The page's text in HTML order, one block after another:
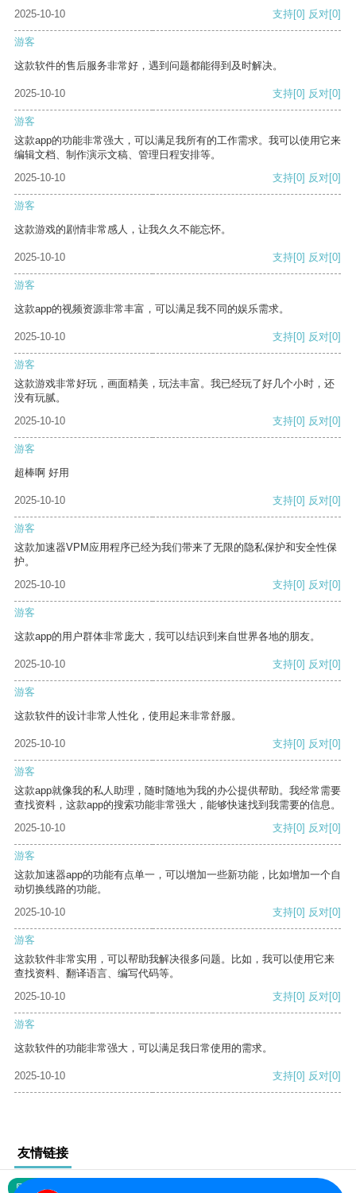
2025-10-10 支持[0] 反对[0]
游客
这款软件的售后服务非常好，遇到问题都能得到及时解决。
2025-10-10 支持[0] 反对[0]
游客
这款app的功能非常强大，可以满足我所有的工作需求。我可以使用它来
编辑文档、制作演示文稿、管理日程安排等。
2025-10-10
支持[0] 反对[0]
游客
这款游戏的剧情非常感人，让我久久不能忘怀。
2025-10-10 支持[0] 反对[0]
游客
这款app的视频资源非常丰富，可以满足我不同的娱乐需求。
2025-10-10 支持[0] 反对[0]
游客
这款游戏非常好玩，画面精美，玩法丰富。我已经玩了好几个小时，还
没有玩腻。
2025-10-10
支持[0] 反对[0]
游客
超棒啊 好用
2025-10-10 支持[0] 反对[0]
游客
这款加速器VPM应用程序已经为我们带来了无限的隐私保护和安全性保
护。
2025-10-10
支持[0] 反对[0]
游客
这款app的用户群体非常庞大，我可以结识到来自世界各地的朋友。
2025-10-10 支持[0] 反对[0]
游客
这款软件的设计非常人性化，使用起来非常舒服。
2025-10-10 支持[0] 反对[0]
游客
这款app就像我的私人助理，随时随地为我的办公提供帮助。我经常需要
查找资料，这款app的搜索功能非常强大，能够快速找到我需要的信息。
2025-10-10
支持[0] 反对[0]
游客
这款加速器app的功能有点单一，可以增加一些新功能，比如增加一个自
动切换线路的功能。
2025-10-10
支持[0] 反对[0]
游客
这款软件非常实用，可以帮助我解决很多问题。比如，我可以使用它来
查找资料、翻译语言、编写代码等。
2025-10-10
支持[0] 反对[0]
游客
这款软件的功能非常强大，可以满足我日常使用的需求。
2025-10-10 支持[0] 反对[0]
友情链接
网站地图